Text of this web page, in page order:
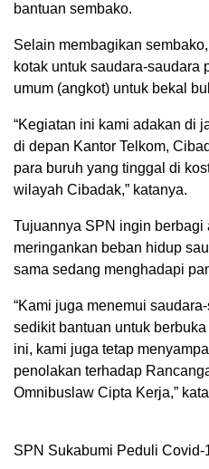
bantuan sembako.
Selain membagikan
kotak untuk saudara-saudara
umum (angkot) untuk bekal
“Kegiatan ini kami adakan di
di depan Kantor Telkom,
para buruh yang tinggal di
wilayah Cibadak,” katanya.
Tujuannya SPN ingin berbagi
meringankan beban hidup
sama sedang menghadapi
“Kami juga menemui
sedikit bantuan untuk
ini, kami juga tetap
penolakan terhadap
Omnibuslaw Cipta Kerja,”
SPN Sukabumi Peduli Covid-